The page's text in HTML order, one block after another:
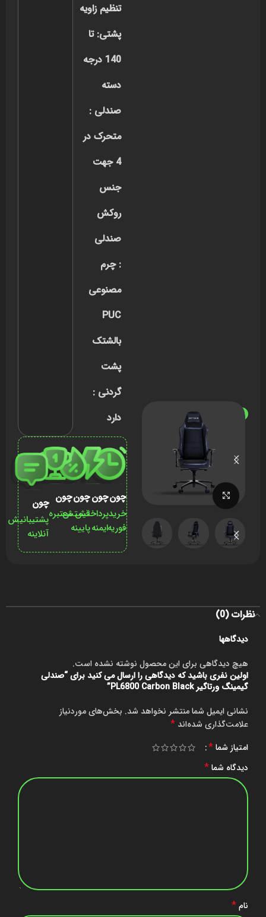
ناموجود
برای بزرگنمایی کلیک کنید
تنظیم زاویه
پشتی: تا
140 درجه
دسته
صندلی :
متحرک در
4 جهت
جنس
روکش
صندلی
: چرم
مصنوعی
PUC
بالشتک
پشت
گردنی :
دارد
چون
خرید
فوریه
چون
پرداختش
ایمنه
چون
قیمتش
پایینه
چون
معتبره
چون
پشتیبانیش
آنلاینه
نظرات (0)
دیدگاهها
هیچ دیدگاهی برای این محصول نوشته نشده است.
اولین نفری باشید که دیدگاهی را ارسال می کنید برای “صندلی
گیمینگ ورتاگیر PL6800 Carbon Black”
نشانی ایمیل شما منتشر نخواهد شد. بخش‌های موردنیاز
علامت‌گذاری شده‌اند *
امتیاز شما*
دیدگاه شما*
نام*